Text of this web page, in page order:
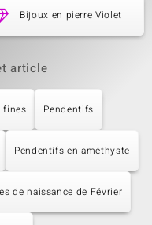
Bijoux en pierre Violet
article
fines Pendentifs
Pendentifs en améthyste
de naissance de Février